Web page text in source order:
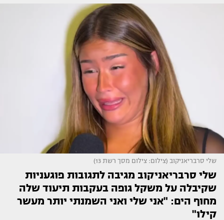
שלי סרבריאניקוב (צילום: צילום מסך רשת 13)
שלי סרבריאניקוב מגיבה לתגובות פוגעניות
שקיבלה על משקל גופה בעקבות תיעוד שלה
מחוף הים: "אני שלי ואני השמנתי יותר מעשר
קילו"